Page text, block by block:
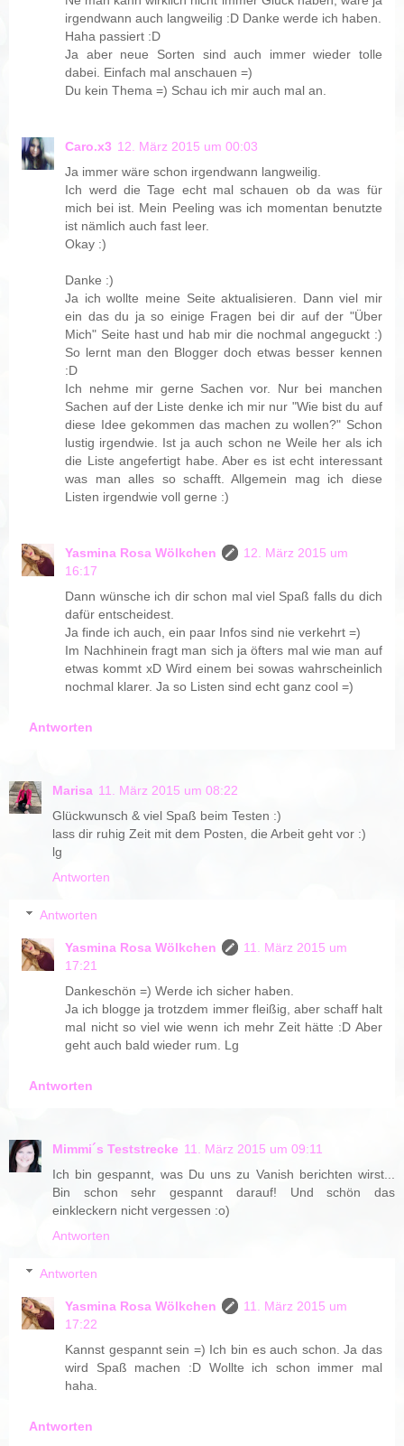
irgendwann auch langweilig :D Danke werde ich haben.
Haha passiert :D
Ja aber neue Sorten sind auch immer wieder tolle
dabei. Einfach mal anschauen =)
Du kein Thema =) Schau ich mir auch mal an.
Caro.x3 12. März 2015 um 00:03
Ja immer wäre schon irgendwann langweilig.
Ich werd die Tage echt mal schauen ob da was für
mich bei ist. Mein Peeling was ich momentan benutzte
ist nämlich auch fast leer.
Okay :)
Danke :)
Ja ich wollte meine Seite aktualisieren. Dann viel mir
ein das du ja so einige Fragen bei dir auf der "Über
Mich" Seite hast und hab mir die nochmal angeguckt :)
So lernt man den Blogger doch etwas besser kennen
:D
Ich nehme mir gerne Sachen vor. Nur bei manchen
Sachen auf der Liste denke ich mir nur "Wie bist du auf
diese Idee gekommen das machen zu wollen?" Schon
lustig irgendwie. Ist ja auch schon ne Weile her als ich
die Liste angefertigt habe. Aber es ist echt interessant
was man alles so schafft. Allgemein mag ich diese
Listen irgendwie voll gerne :)
Yasmina Rosa Wölkchen
12. März 2015 um
16:17
Dann wünsche ich dir schon mal viel Spaß falls du dich
dafür entscheidest.
Ja finde ich auch, ein paar Infos sind nie verkehrt =)
Im Nachhinein fragt man sich ja öfters mal wie man auf
etwas kommt xD Wird einem bei sowas wahrscheinlich
nochmal klarer. Ja so Listen sind echt ganz cool =)
Antworten
Marisa 11. März 2015 um 08:22
Glückwunsch & viel Spaß beim Testen :)
lass dir ruhig Zeit mit dem Posten, die Arbeit geht vor :)
lg
Antworten
Antworten
Yasmina Rosa Wölkchen
11. März 2015 um
17:21
Dankeschön =) Werde ich sicher haben.
Ja ich blogge ja trotzdem immer fleißig, aber schaff halt
mal nicht so viel wie wenn ich mehr Zeit hätte :D Aber
geht auch bald wieder rum. Lg
Antworten
Mimmi´s Teststrecke 11. März 2015 um 09:11
Ich bin gespannt, was Du uns zu Vanish berichten wirst...
Bin schon sehr gespannt darauf! Und schön das
einkleckern nicht vergessen :o)
Antworten
Antworten
Yasmina Rosa Wölkchen
11. März 2015 um
17:22
Kannst gespannt sein =) Ich bin es auch schon. Ja das
wird Spaß machen :D Wollte ich schon immer mal
haha.
Antworten